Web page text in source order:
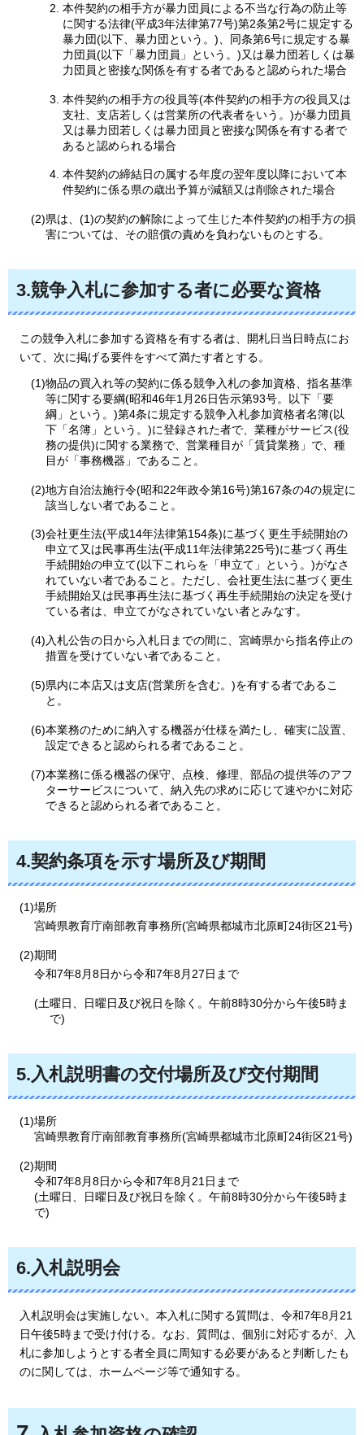
本件契約の相手方が暴力団員による不当な行為の防止等
に関する法律(平成3年法律第77号)第2条第2号に規定する
暴力団(以下、暴力団という。)、同条第6号に規定する暴
力団員(以下「暴力団員」という。)又は暴力団若しくは暴
力団員と密接な関係を有する者であると認められた場合
本件契約の相手方の役員等(本件契約の相手方の役員又は
支社、支店若しくは営業所の代表者をいう。)が暴力団員
又は暴力団若しくは暴力団員と密接な関係を有する者で
あると認められる場合
本件契約の締結日の属する年度の翌年度以降において本
件契約に係る県の歳出予算が減額又は削除された場合
(2)県は、(1)の契約の解除によって生じた本件契約の相手方の損
害については、その賠償の責めを負わないものとする。
3.競争入札に参加する者に必要な資格
この競争入札に参加する資格を有する者は、開札日当日時点にお
いて、次に掲げる要件をすべて満たす者とする。
(1)物品の買入れ等の契約に係る競争入札の参加資格、指名基準
等に関する要綱(昭和46年1月26日告示第93号。以下「要
綱」という。)第4条に規定する競争入札参加資格者名簿(以
下「名簿」という。)に登録された者で、業種がサービス(役
務の提供)に関する業務で、営業種目が「賃貸業務」で、種
目が「事務機器」であること。
(2)地方自治法施行令(昭和22年政令第16号)第167条の4の規定に
該当しない者であること。
(3)会社更生法(平成14年法律第154条)に基づく更生手続開始の
申立て又は民事再生法(平成11年法律第225号)に基づく再生
手続開始の申立て(以下これらを「申立て」という。)がなさ
れていない者であること。ただし、会社更生法に基づく更生
手続開始又は民事再生法に基づく再生手続開始の決定を受け
ている者は、申立てがなされていない者とみなす。
(4)入札公告の日から入札日までの間に、宮崎県から指名停止の
措置を受けていない者であること。
(5)県内に本店又は支店(営業所を含む。)を有する者であるこ
と。
(6)本業務のために納入する機器が仕様を満たし、確実に設置、
設定できると認められる者であること。
(7)本業務に係る機器の保守、点検、修理、部品の提供等のアフ
ターサービスについて、納入先の求めに応じて速やかに対応
できると認められる者であること。
4.契約条項を示す場所及び期間
(1)場所
宮崎県教育庁南部教育事務所(宮崎県都城市北原町24街区21号)
(2)期間
令和7年8月8日から令和7年8月27日まで
(土曜日、日曜日及び祝日を除く。午前8時30分から午後5時ま
で)
5.入札説明書の交付場所及び交付期間
(1)場所
宮崎県教育庁南部教育事務所(宮崎県都城市北原町24街区21号)
(2)期間
令和7年8月8日から令和7年8月21日まで
(土曜日、日曜日及び祝日を除く。午前8時30分から午後5時ま
で)
6.入札説明会
入札説明会は実施しない。本入札に関する質問は、令和7年8月21
日午後5時まで受け付ける。なお、質問は、個別に対応するが、入
札に参加しようとする者全員に周知する必要があると判断したも
のに関しては、ホームページ等で通知する。